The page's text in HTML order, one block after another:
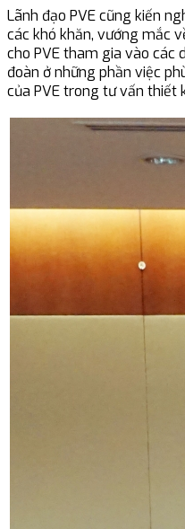
Lãnh đạo PVE cũng kiến
các khó khăn, vướng mắc
cho PVE tham gia vào các
đoàn ở những phần việc
của PVE trong tư vấn thiết